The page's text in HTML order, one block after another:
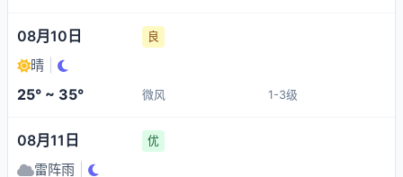
08月10日 良
晴
25° ~ 35° 微风 1-3级
08月11日 优
雷阵雨